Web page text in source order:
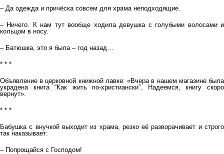
– Да одежда и причёска совсем для храма неподходящие.
– Ничего. К нам тут вообще ходила девушка с голубыми волосами и
кольцом в носу.
– Батюшка, это я была – год назад…
* * *
Объявление в церковной книжной лавке: «Вчера в нашем магазине была
украдена книга “Как жить по-христиански”. Надеемся, книгу скоро
вернут».
* * *
Бабушка с внучкой выходит из храма, резко её разворачивает и строго
так наказывает:
– Попрощайся с Господом!